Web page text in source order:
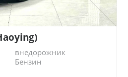
внедорожник
Бензин